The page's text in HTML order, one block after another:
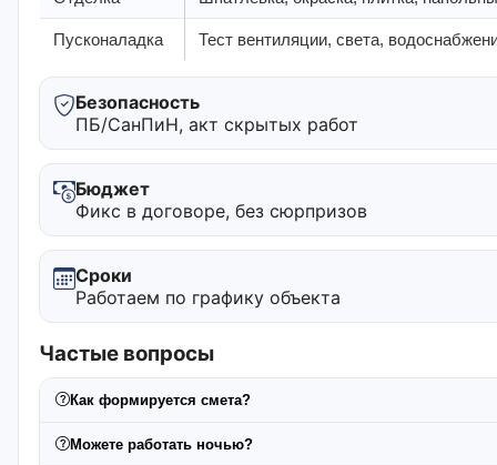
Пусконаладка Тест вентиляции, света,
Безопасность
ПБ/СанПиН, акт скрытых работ
Бюджет
Фикс в договоре, без сюрпризов
Сроки
Работаем по графику объекта
Частые вопросы
Как формируется смета?
Можете работать ночью?